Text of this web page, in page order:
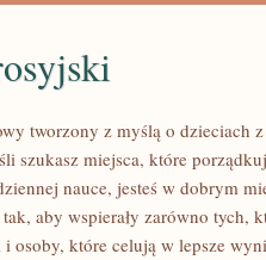
tworzony z myślą o dzieciach
szukasz miejsca, które
nauce, jesteś w dobrym
aby wspierały zarówno tych,
i osoby, które celują w lepsze